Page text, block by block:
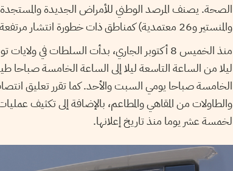
الصحة. يصنف المرصد الوطني للأمراض الجديدة
والمنستير و26 معتمدية) كمناطق ذات خطورة انتشار مرتفعة.
منذ الخميس 8 أكتوبر الجاري، بدأت السلطات
ليلا من الساعة التاسعة ليلا إلى الساعة الخامسة صباحا
الخامسة صباحا يومي السبت والأحد. كما تقرر تعليق
والطاولات من المقاهي والمطاعم، بالإضافة إلى تكثيف
لخمسة عشر يوما منذ تاريخ إعلانها.